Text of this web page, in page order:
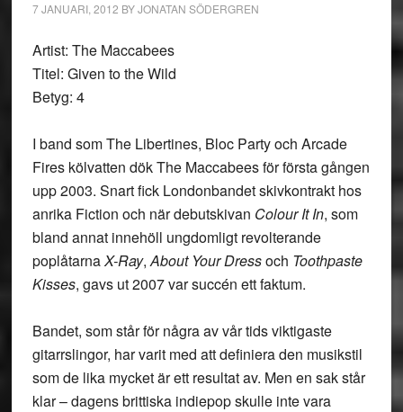
7 JANUARI, 2012 BYJONATAN SÖDERGREN
Artist: The Maccabees
Titel: Given to the Wild
Betyg: 4
I band som The Libertines, Bloc Party och Arcade
Fires kölvatten dök The Maccabees för första gången
upp 2003. Snart fick Londonbandet skivkontrakt hos
anrika Fiction och när debutskivan Colour It In, som
bland annat innehöll ungdomligt revolterande
poplåtarnaX-Ray,About Your Dressoch Toothpaste
Kisses, gavs ut 2007 var succén ett faktum.
Bandet, som står för några av vår tids viktigaste
gitarrslingor, har varit med att definiera den musikstil
som de lika mycket är ett resultat av. Men en sak står
klar – dagens brittiska indiepop skulle inte vara